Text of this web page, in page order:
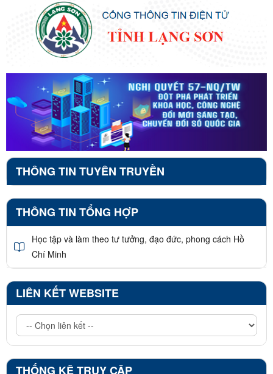
THÔNG TIN TUYÊN TRUYỀN
THÔNG TIN TỔNG HỢP
Học tập và làm theo tư tưởng, đạo đức, phong cách Hồ
Chí Minh
LIÊN KẾT WEBSITE
THỐNG KÊ TRUY CẬP